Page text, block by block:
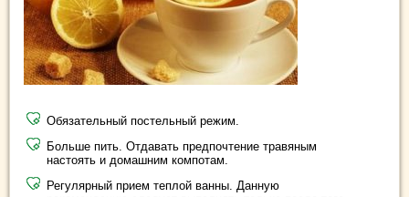
Обязательный постельный режим.
Больше пить. Отдавать предпочтение травяным
настоять и домашним компотам.
Регулярный прием теплой ванны. Данную